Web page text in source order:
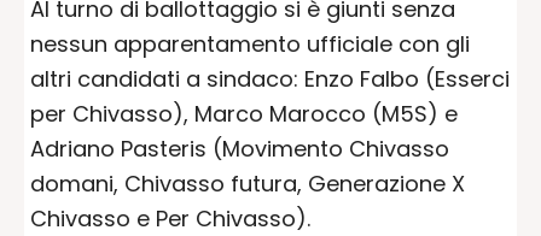
Al turno di ballottaggio si è giunti senza
nessun apparentamento ufficiale con gli
altri candidati a sindaco: Enzo Falbo (Esserci
per Chivasso), Marco Marocco (M5S) e
Adriano Pasteris (Movimento Chivasso
domani, Chivasso futura, Generazione X
Chivasso e Per Chivasso).